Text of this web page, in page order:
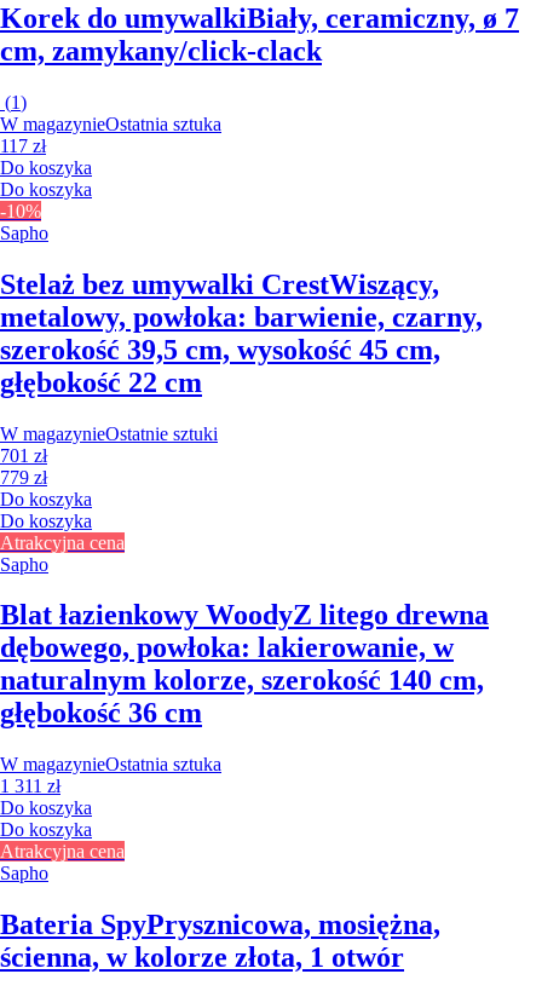
Korek do umywalkiBiały, ceramiczny, ø 7
cm, zamykany/click-clack
(1)
W magazynieOstatnia sztuka
117 zł
Do koszyka
Do koszyka
-10%
Sapho
Stelaż bez umywalki CrestWiszący,
metalowy, powłoka: barwienie, czarny,
szerokość 39,5 cm, wysokość 45 cm,
głębokość 22 cm
W magazynieOstatnie sztuki
701 zł
779 zł
Do koszyka
Do koszyka
Atrakcyjna cena
Sapho
Blat łazienkowy WoodyZ litego drewna
dębowego, powłoka: lakierowanie, w
naturalnym kolorze, szerokość 140 cm,
głębokość 36 cm
W magazynieOstatnia sztuka
1 311 zł
Do koszyka
Do koszyka
Atrakcyjna cena
Sapho
Bateria SpyPrysznicowa, mosiężna,
ścienna, w kolorze złota, 1 otwór